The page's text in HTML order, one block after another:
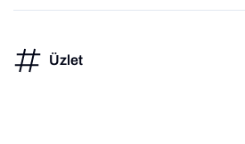
Üzlet